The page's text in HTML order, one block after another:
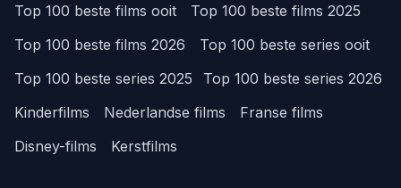
Top 100 beste films ooit
Top 100 beste films 2025
Top 100 beste films 2026
Top 100 beste series ooit
Top 100 beste series 2025
Top 100 beste series 2026
Kinderfilms
Nederlandse films
Franse films
Disney-films
Kerstfilms